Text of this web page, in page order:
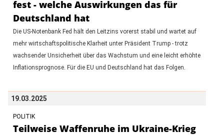
fest - welche Auswirkungen das für
Deutschland hat
Die US-Notenbank Fed hält den Leitzins vorerst stabil und wartet auf
mehr wirtschaftspolitische Klarheit unter Präsident Trump - trotz
wachsender Unsicherheit über das Wachstum und eine leicht erhöhte
Inflationsprognose. Für die EU und Deutschland hat das Folgen.
19.03.2025
POLITIK
Teilweise Waffenruhe im Ukraine-Krieg